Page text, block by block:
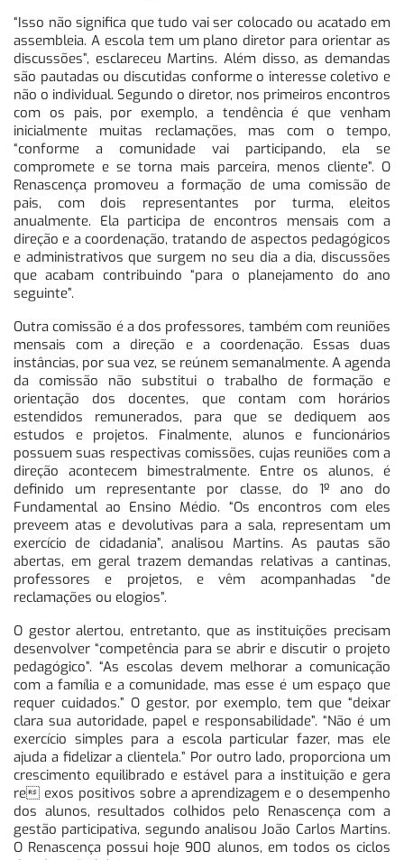
“Isso não significa que tudo vai ser colocado ou acatado em
assembleia. A escola tem um plano diretor para orientar as
discussões”, esclareceu Martins. Além disso, as demandas
são pautadas ou discutidas conforme o interesse coletivo e
não o individual. Segundo o diretor, nos primeiros encontros
com os pais, por exemplo, a tendência é que venham
inicialmente muitas reclamações, mas com o tempo,
“conforme a comunidade vai participando, ela se
compromete e se torna mais parceira, menos cliente”. O
Renascença promoveu a formação de uma comissão de
pais, com dois representantes por turma, eleitos
anualmente. Ela participa de encontros mensais com a
direção e a coordenação, tratando de aspectos pedagógicos
e administrativos que surgem no seu dia a dia, discussões
que acabam contribuindo “para o planejamento do ano
seguinte”.
Outra comissão é a dos professores, também com reuniões
mensais com a direção e a coordenação. Essas duas
instâncias, por sua vez, se reúnem semanalmente. A agenda
da comissão não substitui o trabalho de formação e
orientação dos docentes, que contam com horários
estendidos remunerados, para que se dediquem aos
estudos e projetos. Finalmente, alunos e funcionários
possuem suas respectivas comissões, cujas reuniões com a
direção acontecem bimestralmente. Entre os alunos, é
definido um representante por classe, do 1º ano do
Fundamental ao Ensino Médio. “Os encontros com eles
preveem atas e devolutivas para a sala, representam um
exercício de cidadania”, analisou Martins. As pautas são
abertas, em geral trazem demandas relativas a cantinas,
professores e projetos, e vêm acompanhadas “de
reclamações ou elogios”.
O gestor alertou, entretanto, que as instituições precisam
desenvolver “competência para se abrir e discutir o projeto
pedagógico”. “As escolas devem melhorar a comunicação
com a família e a comunidade, mas esse é um espaço que
requer cuidados.” O gestor, por exemplo, tem que “deixar
clara sua autoridade, papel e responsabilidade”. “Não é um
exercício simples para a escola particular fazer, mas ele
ajuda a fidelizar a clientela.” Por outro lado, proporciona um
crescimento equilibrado e estável para a instituição e gera
re exos positivos sobre a aprendizagem e o desempenho
dos alunos, resultados colhidos pelo Renascença com a
gestão participativa, segundo analisou João Carlos Martins.
O Renascença possui hoje 900 alunos, em todos os ciclos